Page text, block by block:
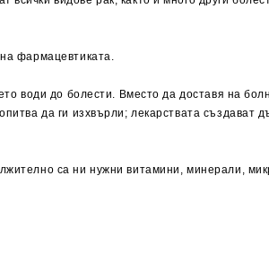
фармацевтиката.
води до болести. Вместо да доставя на
да ги изхвърли; лекарствата създават
са ни нужни витамини, минерали,